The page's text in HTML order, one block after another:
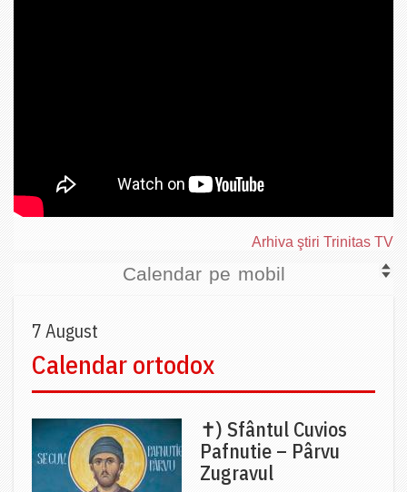
Arhiva ştiri Trinitas TV
Calendar pe mobil
7 August
Calendar ortodox
✝) Sfântul Cuvios
Pafnutie – Pârvu
Zugravul